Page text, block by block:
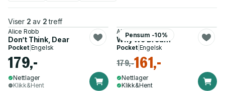
Viser 2 av 2 treff
Alice Robb
Don’t Think, Dear
Pocket| Engelsk
179,-
Nettlager
Klikk&Hent
Pensum -10%
Alice Robb
Why We Dream
Pocket| Engelsk
179,-161,-
Nettlager
Klikk&Hent